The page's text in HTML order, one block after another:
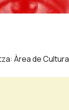
Àrea de Cultura